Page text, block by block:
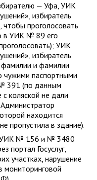
— Уфа, УИК
избиратель
чтобы проголосовать
в УИК № 89 его
УИК
избиратель
фамилии и фамилии
чужими паспортными
391 (по данным
коляской не дали
находится
пропустила в здание).
УИК № 156 и № 3480
портал Госуслуг,
участках, нарушение
мониторинговой